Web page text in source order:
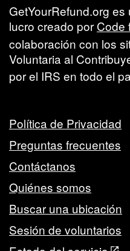
GetYourRefund.org
lucro creado por Code
colaboración con los
Voluntaria al
por el IRS en todo el
Política de Privacidad
Preguntas frecuentes
Contáctanos
Quiénes somos
Buscar una ubicación
Sesión de voluntarios